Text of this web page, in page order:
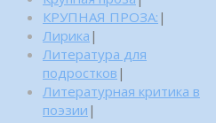
КРУПНАЯ ПРОЗА: |
Лирика |
Литература для
подростков |
Литературная критика в
поэзии |